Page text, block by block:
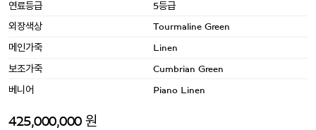
연료등급 5등급
외장색상 Tourmaline Green
메인가죽 Linen
보조가죽 Cumbrian Green
베니어 Piano Linen
425,000,000 원